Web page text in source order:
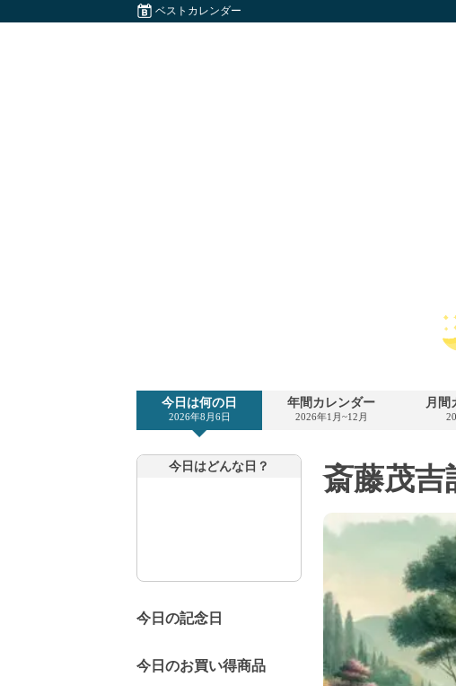
ベストカレンダー
カ
レ
ー
今日は何の日
2026年8月6日
年間カレンダー
2026年1月~12月
月間
斎藤茂吉
今日はどんな日？
今日の記念日
今日のお買い得商品